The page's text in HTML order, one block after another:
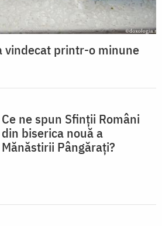
vindecat printr-o minune
Ce ne spun Sfinții Români
din biserica nouă a
Mănăstirii Pângărați?